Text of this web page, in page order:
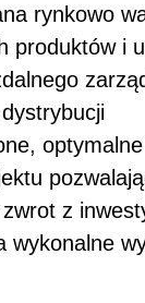
rynkowo
produktów i
z
wykonalne